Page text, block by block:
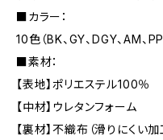
■カラー：
10色（BK、GY、DGY、AM、
■素材：
【表地】ポリエステル100％
【中材】ウレタンフォーム
【裏材】不織布（滑りにくい加